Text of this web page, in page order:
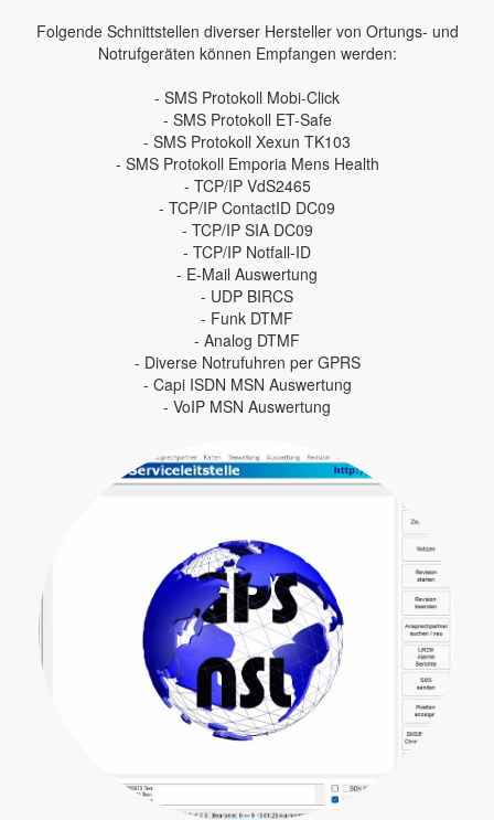
Folgende Schnittstellen diverser Hersteller von Ortungs- und
Notrufgeräten können Empfangen werden:
- SMS Protokoll Mobi-Click
- SMS Protokoll ET-Safe
- SMS Protokoll Xexun TK103
- SMS Protokoll Emporia Mens Health
- TCP/IP VdS2465
- TCP/IP ContactID DC09
- TCP/IP SIA DC09
- TCP/IP Notfall-ID
- E-Mail Auswertung
- UDP BIRCS
- Funk DTMF
- Analog DTMF
- Diverse Notrufuhren per GPRS
- Capi ISDN MSN Auswertung
- VoIP MSN Auswertung